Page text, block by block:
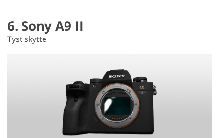
6. Sony A9 II
Tyst skytte